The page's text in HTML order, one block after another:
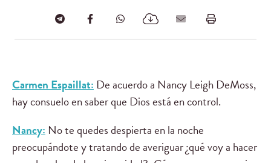
Carmen Espaillat: De acuerdo a Nancy Leigh DeMoss,
hay consuelo en saber que Dios está en control.
Nancy: No te quedes despierta en la noche
preocupándote y tratando de averiguar ¿qué voy a hacer